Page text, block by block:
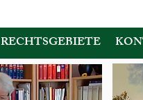
RECHTSGEBIETE